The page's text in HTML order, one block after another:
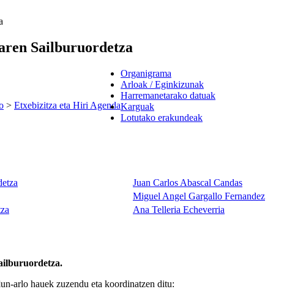
Sailburuordetza
> Etxebizitza eta Hiri Agenda
Organigrama
Arloak / Eginkizunak
Harremanetarako datuak
Karguak
Lotutako erakundeak
Juan Carlos Abascal Candas
Miguel Angel Gargallo Fernandez
Ana Telleria Echeverria
arlo hauek zuzendu eta koordinatzen ditu: